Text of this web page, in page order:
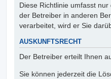
Diese Richtlinie umfasst
der Betreiber in anderen
verarbeitet, wird er Sie
AUSKUNFTSRECHT
Der Betreiber erteilt Ihnen
Sie können jederzeit die